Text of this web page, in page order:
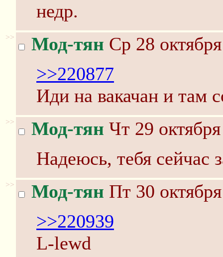
недр.
>> Мод-тян Ср 28
>>220877
Иди на вакачан и там
>> Мод-тян Чт 29
Надеюсь, тебя сейчас
>> Мод-тян Пт 30
>>220939
L-lewd